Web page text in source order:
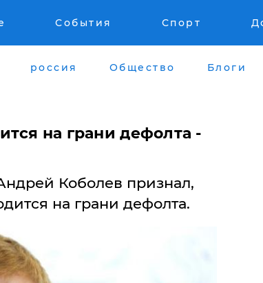
События Спорт
россия Общество Блоги
на грани дефолта -
Коболев признал,
на грани дефолта.